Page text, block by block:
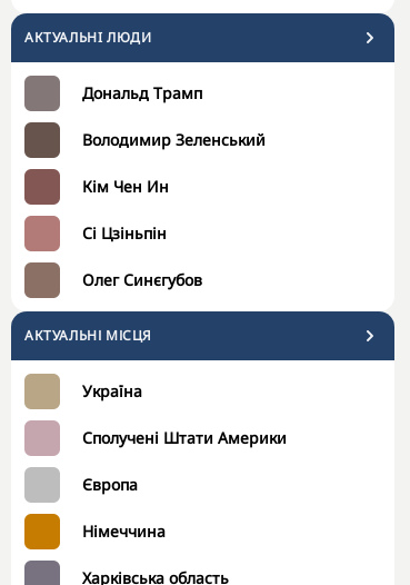
АКТУАЛЬНI ЛЮДИ
Дональд Трамп
Володимир Зеленський
Кім Чен Ин
Сі Цзіньпін
Олег Синєгубов
АКТУАЛЬНІ МІСЦЯ
Україна
Сполучені Штати Америки
Європа
Німеччина
Харківська область